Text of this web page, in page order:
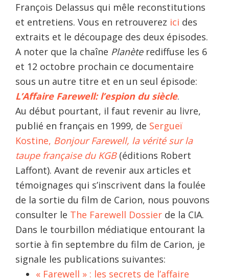
François Delassus qui mêle reconstitutions
et entretiens. Vous en retrouverez ici des
extraits et le découpage des deux épisodes.
A noter que la chaîne Planèterediffuse les 6
et 12 octobre prochain ce documentaire
sous un autre titre et en un seul épisode:
L’Affaire Farewell: l’espion du siècle.
Au début pourtant, il faut revenir au livre,
publié en français en 1999, de Sergueï
Kostine, Bonjour Farewell, la vérité sur la
taupe française du KGB(éditions Robert
Laffont). Avant de revenir aux articles et
témoignages qui s’inscrivent dans la foulée
de la sortie du film de Carion, nous pouvons
consulter le The Farewell Dossier de la CIA.
Dans le tourbillon médiatique entourant la
sortie à fin septembre du film de Carion, je
signale les publications suivantes:
« Farewell » : les secrets de l’affaire